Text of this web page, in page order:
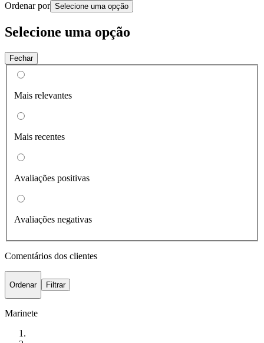
Ordenar por Selecione uma opção
Selecione uma opção
Fechar
Mais relevantes
Mais recentes
Avaliações positivas
Avaliações negativas
Comentários dos clientes
Ordenar Filtrar
Marinete